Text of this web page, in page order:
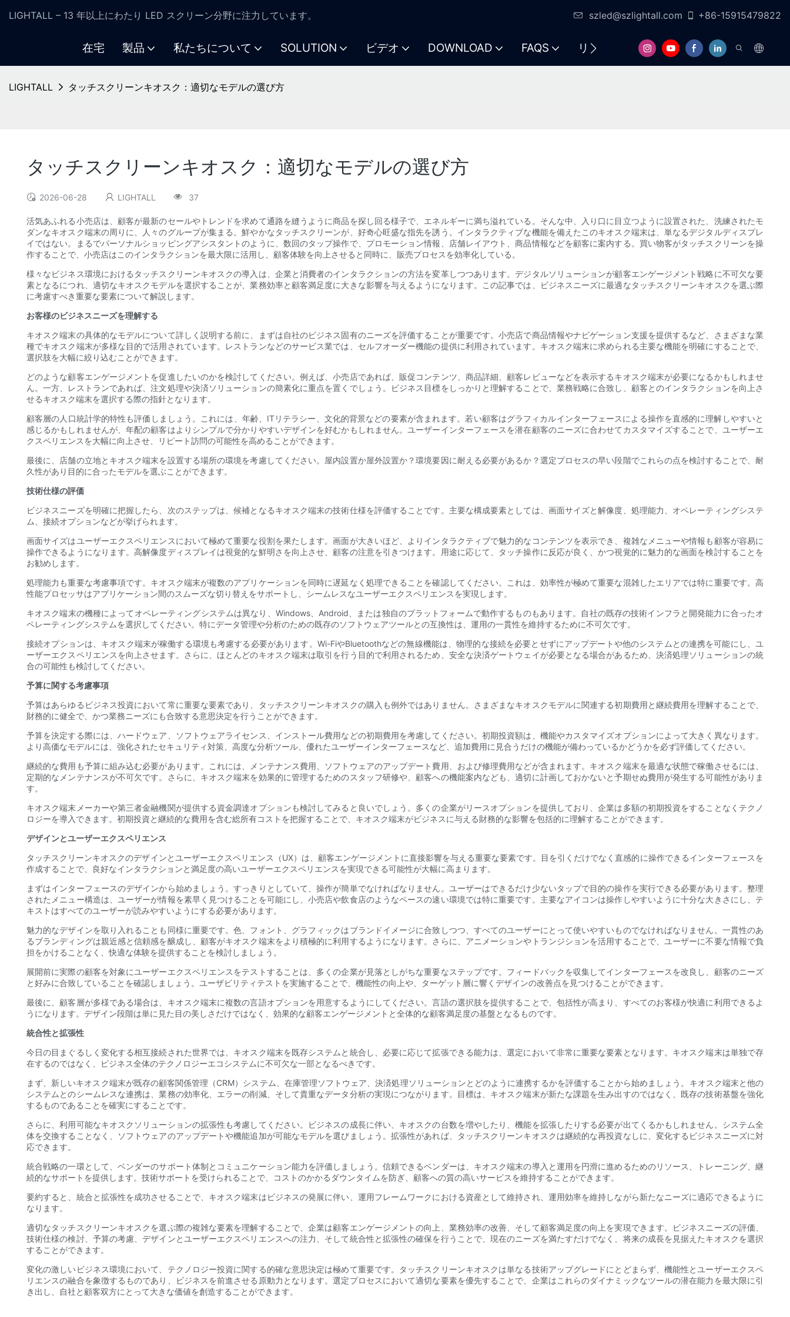
LIGHTALL – 13 年以上にわたり LED スクリーン分野に注力しています。 szled@szlightall.com +86-15915479822
在宅 製品 私たちについて SOLUTION ビデオ DOWNLOAD FAQS リソースとサポート
LIGHTALL タッチスクリーンキオスク：適切なモデルの選び方
タッチスクリーンキオスク：適切なモデルの選び方
2026-06-28 LIGHTALL 37
活気あふれる小売店は、顧客が最新のセールやトレンドを求めて通路を縫うように商品を探し回る様子で、エネルギーに満ち溢れている。そんな中、入り口に目立つように設置された、洗練されたモ
ダンなキオスク端末の周りに、人々のグループが集まる。鮮やかなタッチスクリーンが、好奇心旺盛な指先を誘う。インタラクティブな機能を備えたこのキオスク端末は、単なるデジタルディスプレ
イではない。まるでパーソナルショッピングアシスタントのように、数回のタップ操作で、プロモーション情報、店舗レイアウト、商品情報などを顧客に案内する。買い物客がタッチスクリーンを操
作することで、小売店はこのインタラクションを最大限に活用し、顧客体験を向上させると同時に、販売プロセスを効率化している。
様々なビジネス環境におけるタッチスクリーンキオスクの導入は、企業と消費者のインタラクションの方法を変革しつつあります。デジタルソリューションが顧客エンゲージメント戦略に不可欠な要
素となるにつれ、適切なキオスクモデルを選択することが、業務効率と顧客満足度に大きな影響を与えるようになります。この記事では、ビジネスニーズに最適なタッチスクリーンキオスクを選ぶ際
に考慮すべき重要な要素について解説します。
お客様のビジネスニーズを理解する
キオスク端末の具体的なモデルについて詳しく説明する前に、まずは自社のビジネス固有のニーズを評価することが重要です。小売店で商品情報やナビゲーション支援を提供するなど、さまざまな業
種でキオスク端末が多様な目的で活用されています。レストランなどのサービス業では、セルフオーダー機能の提供に利用されています。キオスク端末に求められる主要な機能を明確にすることで、
選択肢を大幅に絞り込むことができます。
どのような顧客エンゲージメントを促進したいのかを検討してください。例えば、小売店であれば、販促コンテンツ、商品詳細、顧客レビューなどを表示するキオスク端末が必要になるかもしれませ
ん。一方、レストランであれば、注文処理や決済ソリューションの簡素化に重点を置くでしょう。ビジネス目標をしっかりと理解することで、業務戦略に合致し、顧客とのインタラクションを向上さ
せるキオスク端末を選択する際の指針となります。
顧客層の人口統計学的特性も評価しましょう。これには、年齢、ITリテラシー、文化的背景などの要素が含まれます。若い顧客はグラフィカルインターフェースによる操作を直感的に理解しやすいと
感じるかもしれませんが、年配の顧客はよりシンプルで分かりやすいデザインを好むかもしれません。ユーザーインターフェースを潜在顧客のニーズに合わせてカスタマイズすることで、ユーザーエ
クスペリエンスを大幅に向上させ、リピート訪問の可能性を高めることができます。
最後に、店舗の立地とキオスク端末を設置する場所の環境を考慮してください。屋内設置か屋外設置か？環境要因に耐える必要があるか？選定プロセスの早い段階でこれらの点を検討することで、耐
久性があり目的に合ったモデルを選ぶことができます。
技術仕様の評価
ビジネスニーズを明確に把握したら、次のステップは、候補となるキオスク端末の技術仕様を評価することです。主要な構成要素としては、画面サイズと解像度、処理能力、オペレーティングシステ
ム、接続オプションなどが挙げられます。
画面サイズはユーザーエクスペリエンスにおいて極めて重要な役割を果たします。画面が大きいほど、よりインタラクティブで魅力的なコンテンツを表示でき、複雑なメニューや情報も顧客が容易に
操作できるようになります。高解像度ディスプレイは視覚的な鮮明さを向上させ、顧客の注意を引きつけます。用途に応じて、タッチ操作に反応が良く、かつ視覚的に魅力的な画面を検討することを
お勧めします。
処理能力も重要な考慮事項です。キオスク端末が複数のアプリケーションを同時に遅延なく処理できることを確認してください。これは、効率性が極めて重要な混雑したエリアでは特に重要です。高
性能プロセッサはアプリケーション間のスムーズな切り替えをサポートし、シームレスなユーザーエクスペリエンスを実現します。
キオスク端末の機種によってオペレーティングシステムは異なり、Windows、Android、または独自のプラットフォームで動作するものもあります。自社の既存の技術インフラと開発能力に合ったオ
ペレーティングシステムを選択してください。特にデータ管理や分析のための既存のソフトウェアツールとの互換性は、運用の一貫性を維持するために不可欠です。
接続オプションは、キオスク端末が稼働する環境も考慮する必要があります。Wi-FiやBluetoothなどの無線機能は、物理的な接続を必要とせずにアップデートや他のシステムとの連携を可能にし、ユ
ーザーエクスペリエンスを向上させます。さらに、ほとんどのキオスク端末は取引を行う目的で利用されるため、安全な決済ゲートウェイが必要となる場合があるため、決済処理ソリューションの統
合の可能性も検討してください。
予算に関する考慮事項
予算はあらゆるビジネス投資において常に重要な要素であり、タッチスクリーンキオスクの購入も例外ではありません。さまざまなキオスクモデルに関連する初期費用と継続費用を理解することで、
財務的に健全で、かつ業務ニーズにも合致する意思決定を行うことができます。
予算を決定する際には、ハードウェア、ソフトウェアライセンス、インストール費用などの初期費用を考慮してください。初期投資額は、機能やカスタマイズオプションによって大きく異なります。
より高価なモデルには、強化されたセキュリティ対策、高度な分析ツール、優れたユーザーインターフェースなど、追加費用に見合うだけの機能が備わっているかどうかを必ず評価してください。
継続的な費用も予算に組み込む必要があります。これには、メンテナンス費用、ソフトウェアのアップデート費用、および修理費用などが含まれます。キオスク端末を最適な状態で稼働させるには、
定期的なメンテナンスが不可欠です。さらに、キオスク端末を効果的に管理するためのスタッフ研修や、顧客への機能案内なども、適切に計画しておかないと予期せぬ費用が発生する可能性がありま
す。
キオスク端末メーカーや第三者金融機関が提供する資金調達オプションも検討してみると良いでしょう。多くの企業がリースオプションを提供しており、企業は多額の初期投資をすることなくテクノ
ロジーを導入できます。初期投資と継続的な費用を含む総所有コストを把握することで、キオスク端末がビジネスに与える財務的な影響を包括的に理解することができます。
デザインとユーザーエクスペリエンス
タッチスクリーンキオスクのデザインとユーザーエクスペリエンス（UX）は、顧客エンゲージメントに直接影響を与える重要な要素です。目を引くだけでなく直感的に操作できるインターフェースを
作成することで、良好なインタラクションと満足度の高いユーザーエクスペリエンスを実現できる可能性が大幅に高まります。
まずはインターフェースのデザインから始めましょう。すっきりとしていて、操作が簡単でなければなりません。ユーザーはできるだけ少ないタップで目的の操作を実行できる必要があります。整理
されたメニュー構造は、ユーザーが情報を素早く見つけることを可能にし、小売店や飲食店のようなペースの速い環境では特に重要です。主要なアイコンは操作しやすいように十分な大きさにし、テ
キストはすべてのユーザーが読みやすいようにする必要があります。
魅力的なデザインを取り入れることも同様に重要です。色、フォント、グラフィックはブランドイメージに合致しつつ、すべてのユーザーにとって使いやすいものでなければなりません。一貫性のあ
るブランディングは親近感と信頼感を醸成し、顧客がキオスク端末をより積極的に利用するようになります。さらに、アニメーションやトランジションを活用することで、ユーザーに不要な情報で負
担をかけることなく、快適な体験を提供することを検討しましょう。
展開前に実際の顧客を対象にユーザーエクスペリエンスをテストすることは、多くの企業が見落としがちな重要なステップです。フィードバックを収集してインターフェースを改良し、顧客のニーズ
と好みに合致していることを確認しましょう。ユーザビリティテストを実施することで、機能性の向上や、ターゲット層に響くデザインの改善点を見つけることができます。
最後に、顧客層が多様である場合は、キオスク端末に複数の言語オプションを用意するようにしてください。言語の選択肢を提供することで、包括性が高まり、すべてのお客様が快適に利用できるよ
うになります。デザイン段階は単に見た目の美しさだけではなく、効果的な顧客エンゲージメントと全体的な顧客満足度の基盤となるものです。
統合性と拡張性
今日の目まぐるしく変化する相互接続された世界では、キオスク端末を既存システムと統合し、必要に応じて拡張できる能力は、選定において非常に重要な要素となります。キオスク端末は単独で存
在するのではなく、ビジネス全体のテクノロジーエコシステムに不可欠な一部となるべきです。
まず、新しいキオスク端末が既存の顧客関係管理（CRM）システム、在庫管理ソフトウェア、決済処理ソリューションとどのように連携するかを評価することから始めましょう。キオスク端末と他の
システムとのシームレスな連携は、業務の効率化、エラーの削減、そして貴重なデータ分析の実現につながります。目標は、キオスク端末が新たな課題を生み出すのではなく、既存の技術基盤を強化
するものであることを確実にすることです。
さらに、利用可能なキオスクソリューションの拡張性も考慮してください。ビジネスの成長に伴い、キオスクの台数を増やしたり、機能を拡張したりする必要が出てくるかもしれません。システム全
体を交換することなく、ソフトウェアのアップデートや機能追加が可能なモデルを選びましょう。拡張性があれば、タッチスクリーンキオスクは継続的な再投資なしに、変化するビジネスニーズに対
応できます。
統合戦略の一環として、ベンダーのサポート体制とコミュニケーション能力を評価しましょう。信頼できるベンダーは、キオスク端末の導入と運用を円滑に進めるためのリソース、トレーニング、継
続的なサポートを提供します。技術サポートを受けられることで、コストのかかるダウンタイムを防ぎ、顧客への質の高いサービスを維持することができます。
要約すると、統合と拡張性を成功させることで、キオスク端末はビジネスの発展に伴い、運用フレームワークにおける資産として維持され、運用効率を維持しながら新たなニーズに適応できるように
なります。
適切なタッチスクリーンキオスクを選ぶ際の複雑な要素を理解することで、企業は顧客エンゲージメントの向上、業務効率の改善、そして顧客満足度の向上を実現できます。ビジネスニーズの評価、
技術仕様の検討、予算の考慮、デザインとユーザーエクスペリエンスへの注力、そして統合性と拡張性の確保を行うことで、現在のニーズを満たすだけでなく、将来の成長を見据えたキオスクを選択
することができます。
変化の激しいビジネス環境において、テクノロジー投資に関する的確な意思決定は極めて重要です。タッチスクリーンキオスクは単なる技術アップグレードにとどまらず、機能性とユーザーエクスペ
リエンスの融合を象徴するものであり、ビジネスを前進させる原動力となります。選定プロセスにおいて適切な要素を優先することで、企業はこれらのダイナミックなツールの潜在能力を最大限に引
き出し、自社と顧客双方にとって大きな価値を創造することができます。